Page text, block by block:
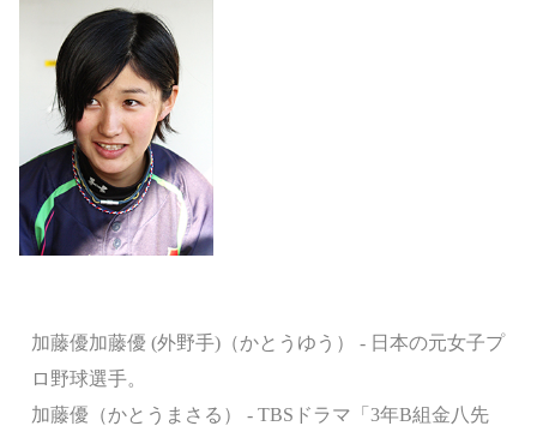
加藤優加藤優 (外野手)（かとうゆう） - 日本の元女子プ
ロ野球選手。
加藤優（かとうまさる） - TBSドラマ「3年B組金八先